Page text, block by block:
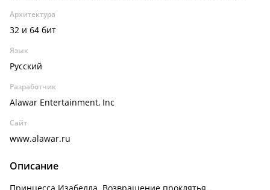
Архитектура
32 и 64 бит
Язык
Русский
Разработчик
Alawar Entertainment, Inc
Сайт
www.alawar.ru
Описание